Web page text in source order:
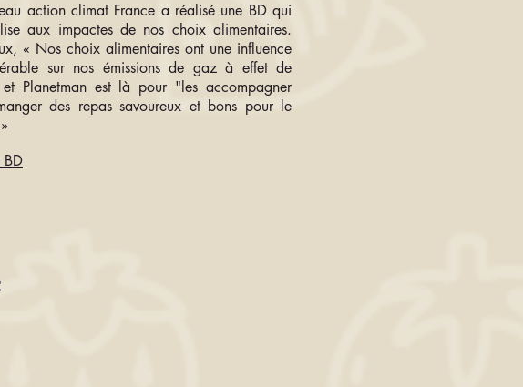
action climat France a réalisé une BD qui
aux impactes de nos choix alimentaires.
« Nos choix alimentaires ont une influence
sur nos émissions de gaz à effet de
Planetman est là pour "les accompagner
des repas savoureux et bons pour le